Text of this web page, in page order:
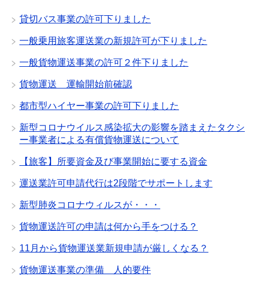
貸切バス事業の許可下りました
一般乗用旅客運送業の新規許可が下りました
一般貨物運送事業の許可２件下りました
貨物運送 運輸開始前確認
都市型ハイヤー事業の許可下りました
新型コロナウイルス感染拡大の影響を踏まえたタクシ
ー事業者による有償貨物運送について
【旅客】所要資金及び事業開始に要する資金
運送業許可申請代行は2段階でサポートします
新型肺炎コロナウィルスが・・・
貨物運送許可の申請は何から手をつける？
11月から貨物運送業新規申請が厳しくなる？
貨物運送事業の準備 人的要件